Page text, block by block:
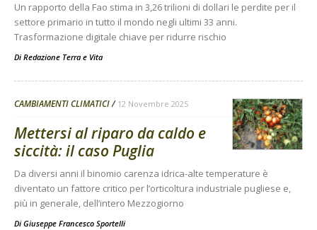
Un rapporto della Fao stima in 3,26 trilioni di dollari le perdite per il
settore primario in tutto il mondo negli ultimi 33 anni.
Trasformazione digitale chiave per ridurre rischio
Di Redazione Terra e Vita
CAMBIAMENTI CLIMATICI 12 Novembre 2025
Mettersi al riparo da caldo e
siccità: il caso Puglia
Da diversi anni il binomio carenza idrica-alte temperature è
diventato un fattore critico per l’orticoltura industriale pugliese e,
più in generale, dell’intero Mezzogiorno
Di Giuseppe Francesco Sportelli